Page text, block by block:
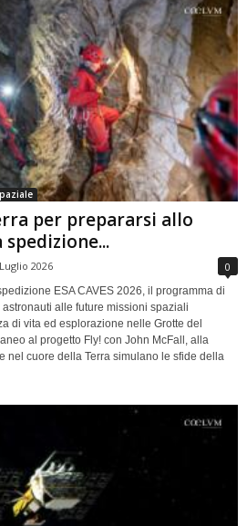
per prepararsi allo
spedizione...
2026 0
ESA CAVES 2026, il programma di
alle future missioni spaziali
di vita ed esplorazione nelle Grotte del
al progetto Fly! con John McFall, alla
nel cuore della Terra simulano le sfide della